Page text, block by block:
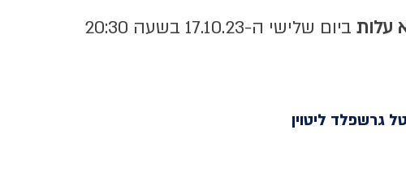
עלות ביום שלישי ה-17.10.23 בשעה 20:30
גרשפלד ליטוין